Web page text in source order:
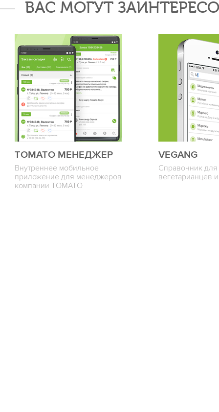
ВАС МОГУТ
ТОМАТО МЕНЕДЖЕР
Внутреннее мобильное
приложение для менеджеров
компании ТОМАТО
VEGANG
Справочник для
вегетарианцев